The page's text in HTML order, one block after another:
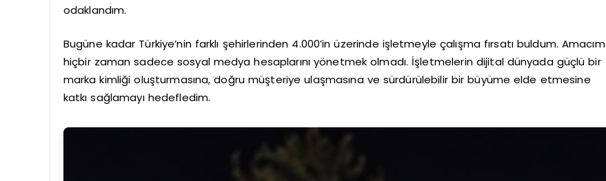
odaklandım.
Bugüne kadar Türkiye’nin farklı şehirlerinden 4.000’in üzerinde işletmeyle çalışma fırsatı buldum. Amacım
hiçbir zaman sadece sosyal medya hesaplarını yönetmek olmadı. İşletmelerin dijital dünyada güçlü bir
marka kimliği oluşturmasına, doğru müşteriye ulaşmasına ve sürdürülebilir bir büyüme elde etmesine
katkı sağlamayı hedefledim.